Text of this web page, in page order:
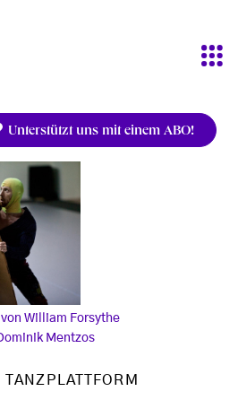
Unterstützt uns mit einem ABO!
von William Forsythe
Mentzos
TANZPLATTFORM